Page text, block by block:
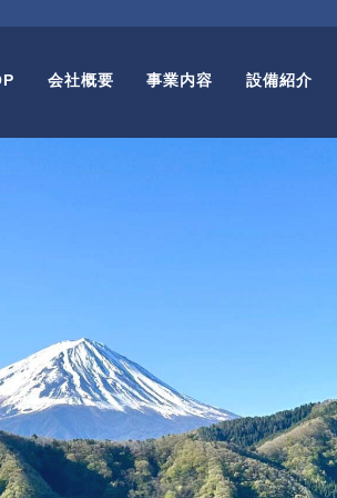
会社概要 事業内容 設備紹介